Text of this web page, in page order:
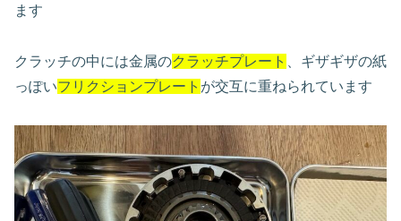
ます
クラッチの中には金属のクラッチプレート
、ギザギザの紙
っぽいフリクションプレート が交互に重ねられています